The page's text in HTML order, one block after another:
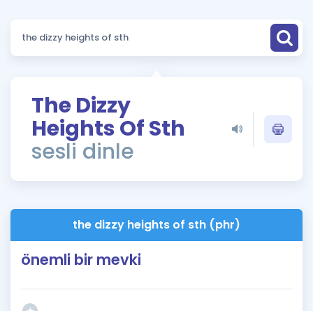
ÖSYM Sınav Takvimi
Kampanyalar
Blog
The Dizzy
Heights Of Sth
sesli dinle
the dizzy heights of sth (phr)
önemli bir mevki